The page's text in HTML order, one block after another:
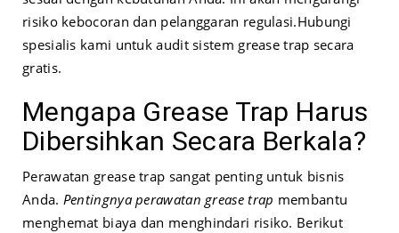
risiko kebocoran dan pelanggaran regulasi.Hubungi
spesialis kami untuk audit sistem grease trap secara
gratis.
Mengapa Grease Trap Harus
Dibersihkan Secara Berkala?
Perawatan grease trap sangat penting untuk bisnis
Anda. Pentingnya perawatan grease trap membantu
menghemat biaya dan menghindari risiko. Berikut